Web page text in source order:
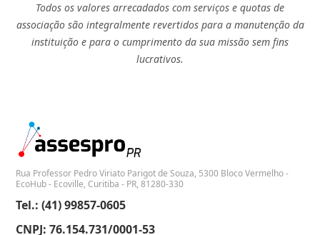
Todos os valores arrecadados com serviços e quotas de
associação são integralmente revertidos para a manutenção da
instituição e para o cumprimento da sua missão sem fins
lucrativos.
Rua Professor Pedro Viriato Parigot de Souza, 5300 Bloco Vermelho -
EcoHub - Ecoville, Curitiba - PR, 81280-330
Tel.: (41) 99857-0605
CNPJ: 76.154.731/0001-53